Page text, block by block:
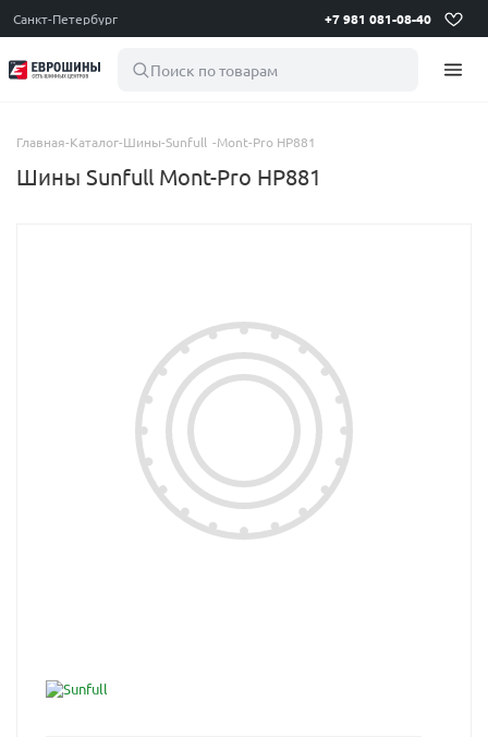
Санкт-Петербург +7 981 081-08-40
Поиск по товарам
Главная-Каталог-Шины-Sunfull -Mont-Pro HP881
Шины Sunfull Mont-Pro HP881